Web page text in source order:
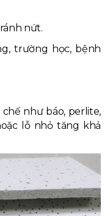
nứt.
trường học, bệnh
như báo, perlite,
lỗ nhỏ tăng khả